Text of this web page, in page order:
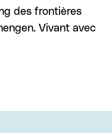
des frontières
Vivant avec